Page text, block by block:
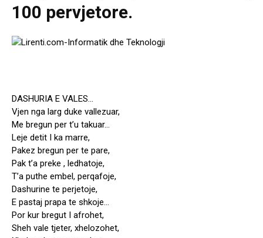
100 pervjetore.
DASHURIA E VALES…
Vjen nga larg duke vallezuar,
Me bregun per t’u takuar…
Leje detit I ka marre,
Pakez bregun per te pare,
Pak t’a preke , ledhatoje,
T’a puthe embel, perqafoje,
Dashurine te perjetoje,
E pastaj prapa te shkoje…
Por kur bregut I afrohet,
Sheh vale tjeter, xhelozohet,